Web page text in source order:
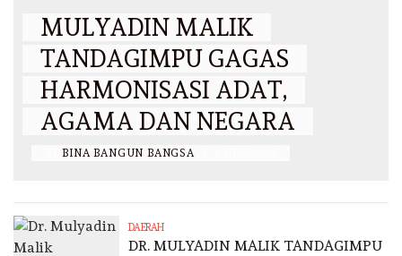
MULYADIN MALIK
TANDAGIMPU GAGAS
HARMONISASI ADAT,
AGAMA DAN NEGARA
BINA BANGUN BANGSA
DAERAH
DR. MULYADIN MALIK TANDAGIMPU